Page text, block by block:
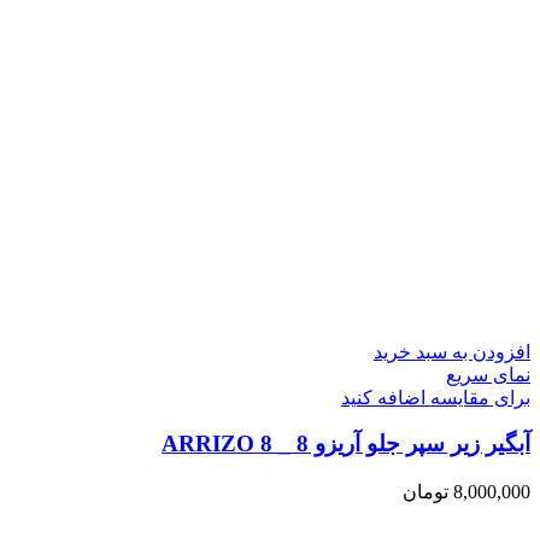
افزودن به سبد خرید
نمای سریع
برای مقایسه اضافه کنید
آبگیر زیر سپر جلو آریزو 8 _ ARRIZO 8
8,000,000 تومان